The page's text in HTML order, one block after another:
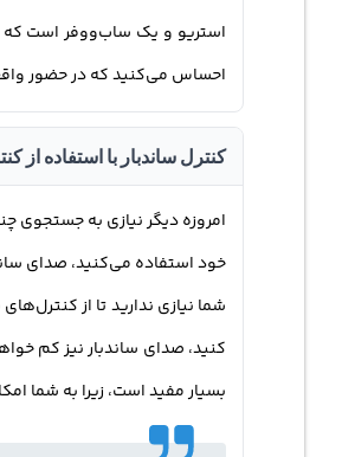
استریو و یک ساب‌ووفر است که
احساس می‌کنید که در حضور
کنترل ساندبار با استفاده از
شما نیازی ندارید تا از
کنید، صدای ساندبار نیز کم
بسیار مفید است، زیرا به شما